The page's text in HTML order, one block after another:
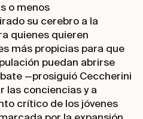
o menos
su cerebro a la
quienes quieren
más propicias para que
puedan abrirse
—prosiguió Ceccherini
las conciencias y a
crítico de los jóvenes